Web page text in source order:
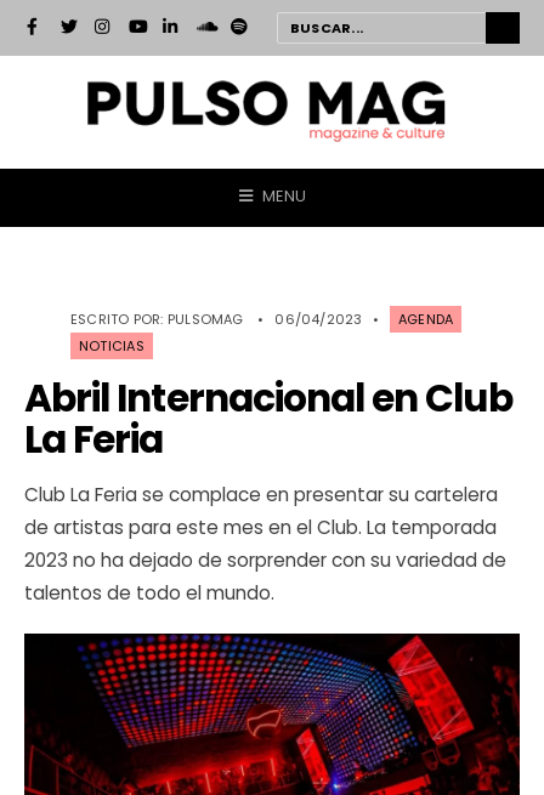
MENU
ESCRITO POR: PULSOMAG • 06/04/2023 •
AGENDA
NOTICIAS
Abril Internacional en Club
La Feria
Club La Feria se complace en presentar su cartelera
de artistas para este mes en el Club. La temporada
2023 no ha dejado de sorprender con su variedad de
talentos de todo el mundo.